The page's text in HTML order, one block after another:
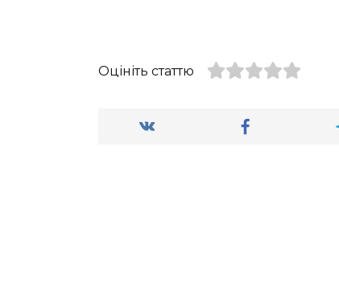
Оцініть статтю